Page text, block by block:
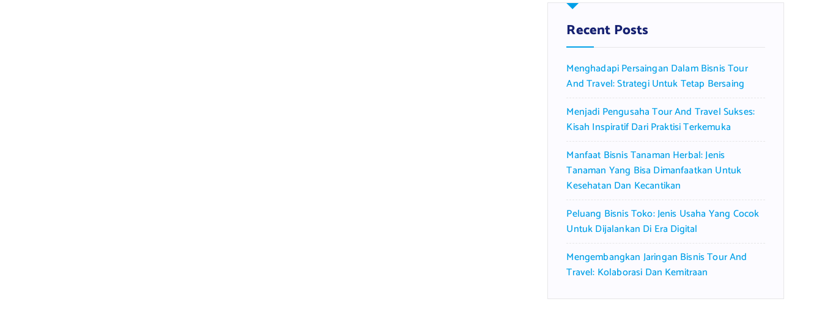
h
f
o
:
Recent Posts
Menghadapi Persaingan Dalam Bisnis Tour
And Travel: Strategi Untuk Tetap Bersaing
Menjadi Pengusaha Tour And Travel Sukses:
Kisah Inspiratif Dari Praktisi Terkemuka
Manfaat Bisnis Tanaman Herbal: Jenis
Tanaman Yang Bisa Dimanfaatkan Untuk
Kesehatan Dan Kecantikan
Peluang Bisnis Toko: Jenis Usaha Yang Cocok
Untuk Dijalankan Di Era Digital
Mengembangkan Jaringan Bisnis Tour And
Travel: Kolaborasi Dan Kemitraan